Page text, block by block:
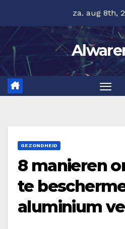
inhoud
za. aug 8th,
GEZONDHEID
8 manieren
te
aluminium